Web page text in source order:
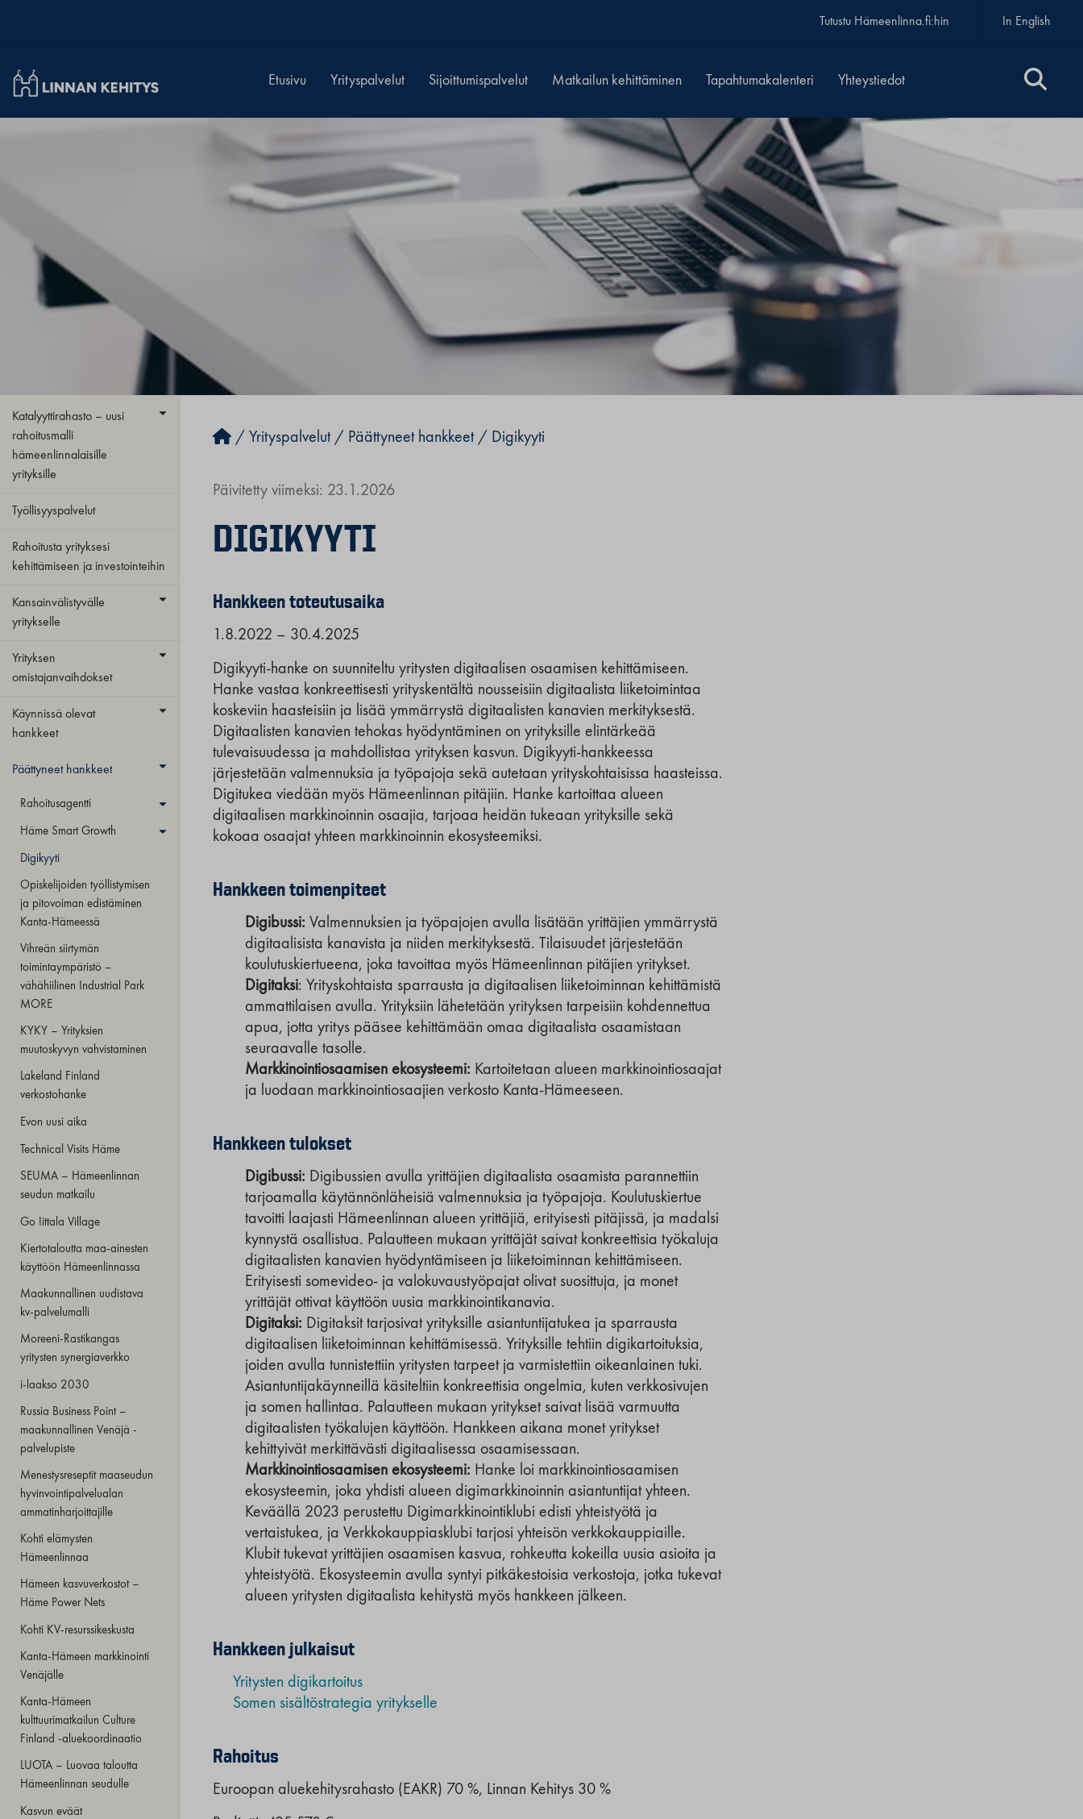
Tutustu Hämeenlinna.fi:hin In English
Linnan Kehitys Oy Etusivu Yrityspalvelut Sijoittumispalvelut Matkailun kehittäminen Tapahtumakalenteri Yhteystiedot
Katalyyttirahasto – uusi
rahoitusmalli
hämeenlinnalaisille
yrityksille
Työllisyyspalvelut
Rahoitusta yrityksesi
kehittämiseen ja investointeihin
Kansainvälistyvälle
yritykselle
Yrityksen
omistajanvaihdokset
Käynnissä olevat
hankkeet
Päättyneet hankkeet
Rahoitusagentti
Häme Smart Growth
Digikyyti
Opiskelijoiden työllistymisen
ja pitovoiman edistäminen
Kanta-Hämeessä
Vihreän siirtymän
toimintaympäristö –
vähähiilinen Industrial Park
MORE
KYKY – Yrityksien
muutoskyvyn vahvistaminen
Lakeland Finland
verkostohanke
Evon uusi aika
Technical Visits Häme
SEUMA – Hämeenlinnan
seudun matkailu
Go Iittala Village
Kiertotaloutta maa-ainesten
käyttöön Hämeenlinnassa
Maakunnallinen uudistava
kv-palvelumalli
Moreeni-Rastikangas
yritysten synergiaverkko
i-laakso 2030
Russia Business Point –
maakunnallinen Venäjä -
palvelupiste
Menestysreseptit maaseudun
hyvinvointipalvelualan
ammatinharjoittajille
Kohti elämysten
Hämeenlinnaa
Hämeen kasvuverkostot –
Häme Power Nets
Kohti KV-resurssikeskusta
Kanta-Hämeen markkinointi
Venäjälle
Kanta-Hämeen
kulttuurimatkailun Culture
Finland -aluekoordinaatio
LUOTA – Luovaa taloutta
Hämeenlinnan seudulle
Kasvun eväät
/ Yrityspalvelut / Päättyneet hankkeet / Digikyyti
Päivitetty viimeksi: 23.1.2026
DIGIKYYTI
Hankkeen toteutusaika
1.8.2022 – 30.4.2025
Digikyyti-hanke on suunniteltu yritysten digitaalisen osaamisen kehittämiseen.
Hanke vastaa konkreettisesti yrityskentältä nousseisiin digitaalista liiketoimintaa
koskeviin haasteisiin ja lisää ymmärrystä digitaalisten kanavien merkityksestä.
Digitaalisten kanavien tehokas hyödyntäminen on yrityksille elintärkeää
tulevaisuudessa ja mahdollistaa yrityksen kasvun. Digikyyti-hankkeessa
järjestetään valmennuksia ja työpajoja sekä autetaan yrityskohtaisissa haasteissa.
Digitukea viedään myös Hämeenlinnan pitäjiin. Hanke kartoittaa alueen
digitaalisen markkinoinnin osaajia, tarjoaa heidän tukeaan yrityksille sekä
kokoaa osaajat yhteen markkinoinnin ekosysteemiksi.
Hankkeen toimenpiteet
Digibussi: Valmennuksien ja työpajojen avulla lisätään yrittäjien ymmärrystä
digitaalisista kanavista ja niiden merkityksestä. Tilaisuudet järjestetään
koulutuskiertueena, joka tavoittaa myös Hämeenlinnan pitäjien yritykset.
Digitaksi: Yrityskohtaista sparrausta ja digitaalisen liiketoiminnan kehittämistä
ammattilaisen avulla. Yrityksiin lähetetään yrityksen tarpeisiin kohdennettua
apua, jotta yritys pääsee kehittämään omaa digitaalista osaamistaan
seuraavalle tasolle.
Markkinointiosaamisen ekosysteemi: Kartoitetaan alueen markkinointiosaajat
ja luodaan markkinointiosaajien verkosto Kanta-Hämeeseen.
Hankkeen tulokset
Digibussi: Digibussien avulla yrittäjien digitaalista osaamista parannettiin
tarjoamalla käytännönläheisiä valmennuksia ja työpajoja. Koulutuskiertue
tavoitti laajasti Hämeenlinnan alueen yrittäjiä, erityisesti pitäjissä, ja madalsi
kynnystä osallistua. Palautteen mukaan yrittäjät saivat konkreettisia työkaluja
digitaalisten kanavien hyödyntämiseen ja liiketoiminnan kehittämiseen.
Erityisesti somevideo- ja valokuvaustyöpajat olivat suosittuja, ja monet
yrittäjät ottivat käyttöön uusia markkinointikanavia.
Digitaksi: Digitaksit tarjosivat yrityksille asiantuntijatukea ja sparrausta
digitaalisen liiketoiminnan kehittämisessä. Yrityksille tehtiin digikartoituksia,
joiden avulla tunnistettiin yritysten tarpeet ja varmistettiin oikeanlainen tuki.
Asiantuntijakäynneillä käsiteltiin konkreettisia ongelmia, kuten verkkosivujen
ja somen hallintaa. Palautteen mukaan yritykset saivat lisää varmuutta
digitaalisten työkalujen käyttöön. Hankkeen aikana monet yritykset
kehittyivät merkittävästi digitaalisessa osaamisessaan.
Markkinointiosaamisen ekosysteemi: Hanke loi markkinointiosaamisen
ekosysteemin, joka yhdisti alueen digimarkkinoinnin asiantuntijat yhteen.
Keväällä 2023 perustettu Digimarkkinointiklubi edisti yhteistyötä ja
vertaistukea, ja Verkkokauppiasklubi tarjosi yhteisön verkkokauppiaille.
Klubit tukevat yrittäjien osaamisen kasvua, rohkeutta kokeilla uusia asioita ja
yhteistyötä. Ekosysteemin avulla syntyi pitkäkestoisia verkostoja, jotka tukevat
alueen yritysten digitaalista kehitystä myös hankkeen jälkeen.
Hankkeen julkaisut
Yritysten digikartoitus
Somen sisältöstrategia yritykselle
Rahoitus
Euroopan aluekehitysrahasto (EAKR) 70 %, Linnan Kehitys 30 %